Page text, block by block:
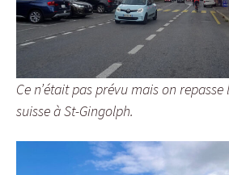
Ce n’était pas prévu mais on
suisse à St-Gingolph.